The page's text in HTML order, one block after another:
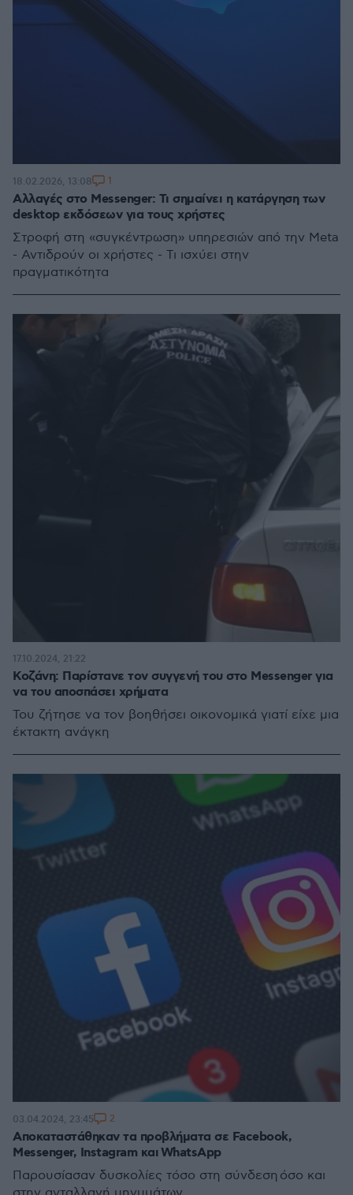
Αλλαγές στο Messenger: Τι σημαίνει η κατάργηση των
desktop εκδόσεων για τους χρήστες
Στροφή στη «συγκέντρωση» υπηρεσιών από την Meta
- Αντιδρούν οι χρήστες - Τι ισχύει στην
πραγματικότητα
18.02.2026, 13:08 1
Κοζάνη: Παρίστανε τον συγγενή του στο Messenger για
να του αποσπάσει χρήματα
Του ζήτησε να τον βοηθήσει οικονομικά γιατί είχε μια
έκτακτη ανάγκη
17.10.2024, 21:22
Αποκαταστάθηκαν τα προβλήματα σε Facebook,
Messenger, Instagram και WhatsApp
Παρουσίασαν δυσκολίες τόσο στη σύνδεση όσο και
03.04.2024, 23:45 2